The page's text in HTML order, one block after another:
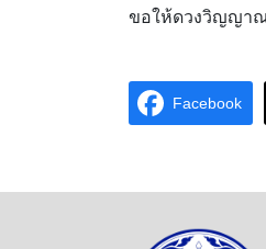
ขอให้ดวงวิญญา
Facebook